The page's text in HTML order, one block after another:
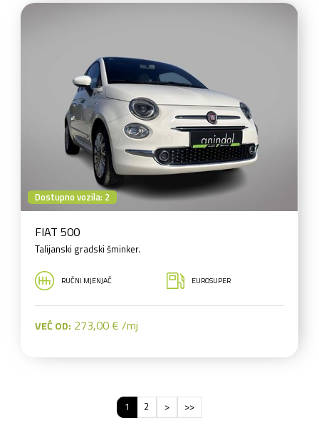
Dostupno vozila: 2
FIAT 500
Talijanski gradski šminker.
RUČNI MJENJAČ EUROSUPER
VEĆ OD: 273,00 € /mj
1 2 > >>